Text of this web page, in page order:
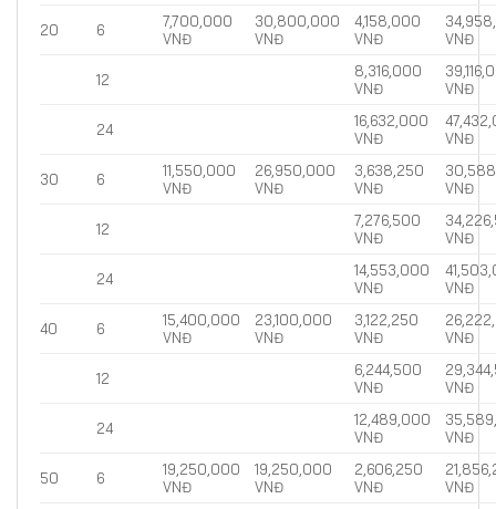
20 6
7,700,000
VNĐ
30,800,000
VNĐ
4,158,000
VNĐ
VNĐ
12
8,316,000
VNĐ
VNĐ
24
16,632,000
VNĐ
VNĐ
30 6
11,550,000
VNĐ
26,950,000
VNĐ
3,638,250
VNĐ
VNĐ
12
7,276,500
VNĐ
VNĐ
24
14,553,000
VNĐ
VNĐ
40 6
15,400,000
VNĐ
23,100,000
VNĐ
3,122,250
VNĐ
VNĐ
12
6,244,500
VNĐ
VNĐ
24
12,489,000
VNĐ
VNĐ
50 6
19,250,000
VNĐ
19,250,000
VNĐ
2,606,250
VNĐ
VNĐ